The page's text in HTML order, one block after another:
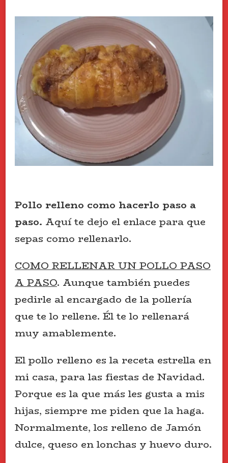
Pollo relleno como hacerlo paso a
paso. Aquí te dejo el enlace para que
sepas como rellenarlo.
COMO RELLENAR UN POLLO PASO
A PASO. Aunque también puedes
pedirle al encargado de la pollería
que te lo rellene. Él te lo rellenará
muy amablemente.
El pollo relleno es la receta estrella en
mi casa, para las fiestas de Navidad.
Porque es la que más les gusta a mis
hijas, siempre me piden que la haga.
Normalmente, los relleno de Jamón
dulce, queso en lonchas y huevo duro.